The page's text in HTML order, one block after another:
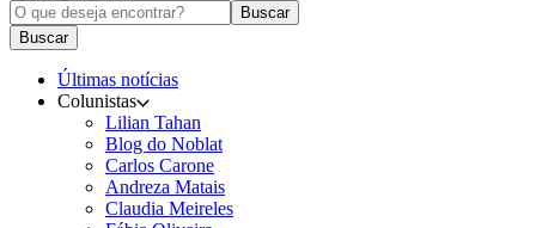
Buscar
Buscar
Últimas notícias
Colunistas
Lilian Tahan
Blog do Noblat
Carlos Carone
Andreza Matais
Claudia Meireles